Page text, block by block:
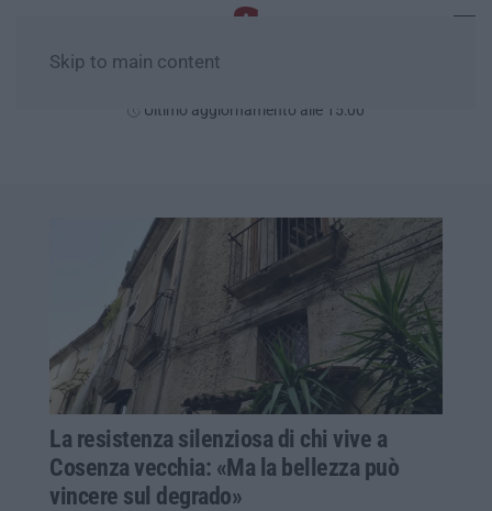
Skip to main content
Ultimo aggiornamento alle 15:00
La resistenza silenziosa di chi vive a
Cosenza vecchia: «Ma la bellezza può
vincere sul degrado»